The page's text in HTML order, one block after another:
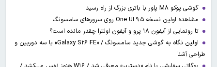
گوشی پوکو M۸ پاور با باتری بزرگ از راه رسید
مشاهده اولین نسخه One UI ۹.۵ روی سرورهای سامسونگ
تا رونمایی از آیفون ۱۸ پرو و آیفون اولترا چقدر مانده است؟
اولین نگاه به گوشی جدید سامسونگ / «Galaxy S۲۶ FE» با سه دوربین و
طراحی آشنا